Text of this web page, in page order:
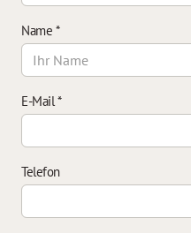
Name *
E-Mail*
Telefon